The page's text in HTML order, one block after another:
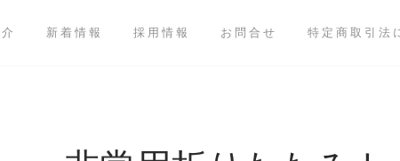
新着情報 採用情報 お問合せ 特定商取引法